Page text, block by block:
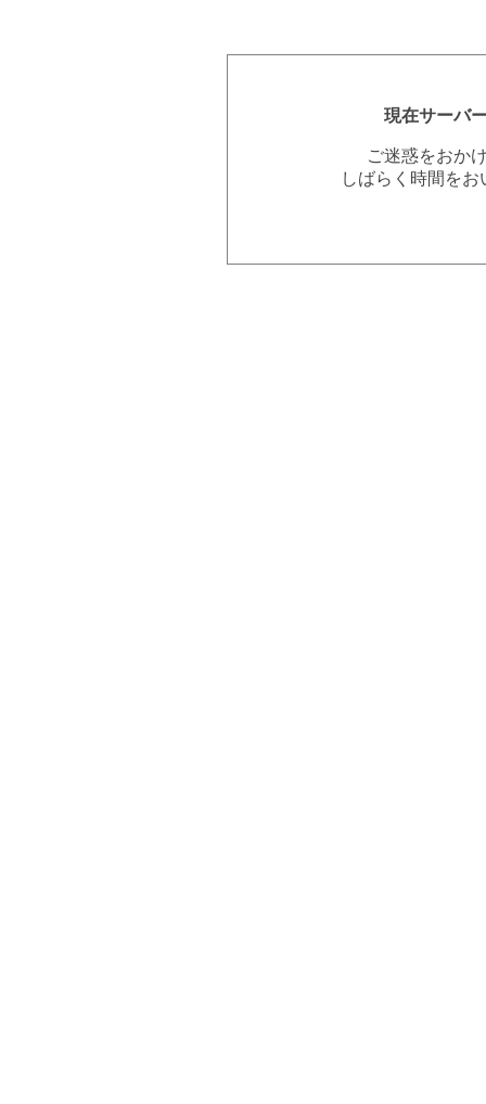
現在サーバ
ご迷惑をおか
しばらく時間を